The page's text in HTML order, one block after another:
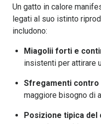
Un gatto in calore
legati al suo istinto
includono:
Miagolii forti e
insistenti per attirare
Sfregamenti
maggiore bisogno di
Posizione tipica del